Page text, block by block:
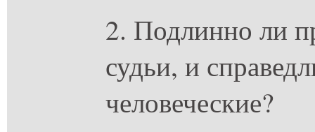
2. Подлинно ли
судьи, и
человеческие?